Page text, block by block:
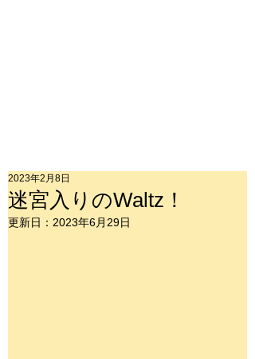
迷宮入りのWaltz！
2023年2月8日
更新日： 2023年6月29日